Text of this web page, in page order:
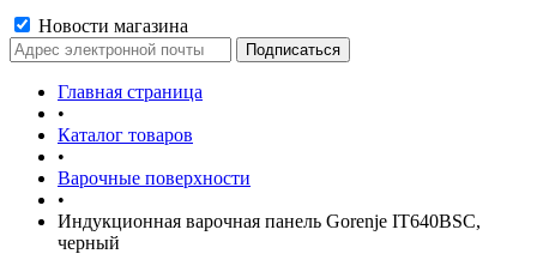
Новости магазина
Главная страница
•
Каталог товаров
•
Варочные поверхности
•
Индукционная варочная панель Gorenje IT640BSC,
черный